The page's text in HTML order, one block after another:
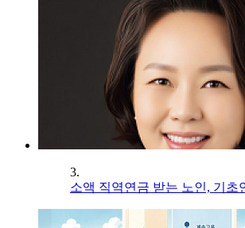
3.
소액 직역연금 받는 노인, 기초